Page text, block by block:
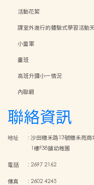
活動花絮
課室外進行的體驗式學習活動
小童軍
畫班
高班升讀小一情況
內聯網
聯絡資訊
地址 :沙田穗禾路13號穗禾苑
1樓F38舖幼稚園
電話 :2697 2162
傳真 :2602 4245